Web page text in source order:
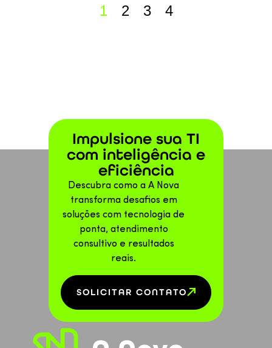
1 2 3 4
Impulsione sua TI
com inteligência e
eficiência
Descubra como a A Nova
transforma desafios em
soluções com tecnologia de
ponta, atendimento
consultivo e resultados
reais.
SOLICITAR CONTATO